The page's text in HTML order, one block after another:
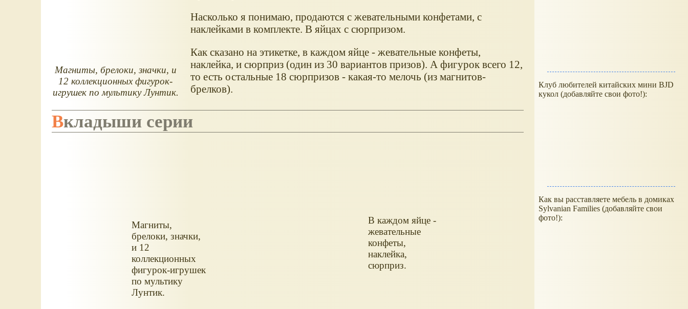
Магниты, брелоки, значки, и
12 коллекционных фигурок-
игрушек по мультику Лунтик.
Насколько я понимаю, продаются с жевательными конфетами, с
наклейками в комплекте. В яйцах с сюрпризом.
Как сказано на этикетке, в каждом яйце - жевательные конфеты,
наклейка, и сюрприз (один из 30 вариантов призов). А фигурок всего 12,
то есть остальные 18 сюрпризов - какая-то мелочь (из магнитов-
брелков).
Вкладыши серии
Магниты,
брелоки, значки,
и 12
коллекционных
фигурок-игрушек
по мультику
Лунтик.
В каждом яйце -
жевательные
конфеты,
наклейка,
сюрприз.
Клуб любителей китайских мини BJD
кукол (добавляйте свои фото!):
Как вы расставляете мебель в домиках
Sylvanian Families (добавляйте свои
фото!):